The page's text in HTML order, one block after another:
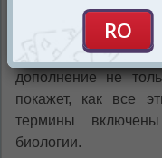
Биология.
мимикрия,
карточках с
дополнение не
покажет, как все
термины
биологии.